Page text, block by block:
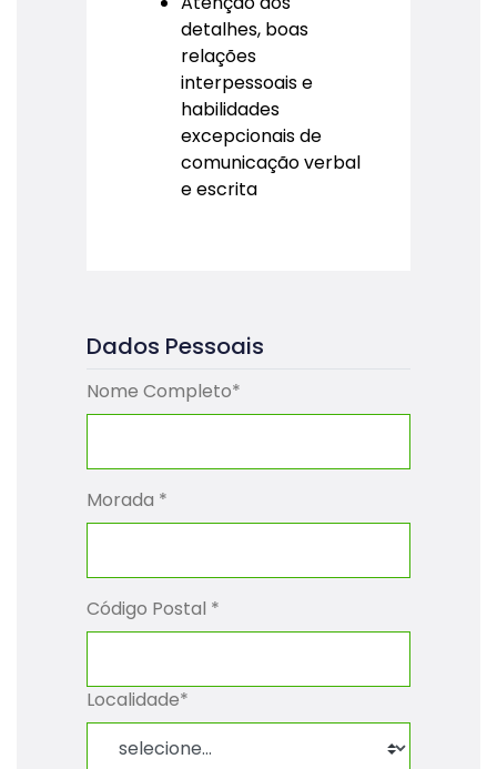
detalhes, boas
relações
interpessoais e
habilidades
excepcionais de
comunicação verbal
e escrita
Dados Pessoais
Nome Completo*
Morada *
Código Postal *
Localidade*